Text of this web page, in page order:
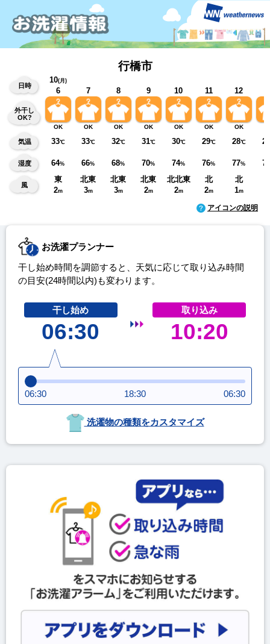
行橋市
日時
外干し
OK?
気温
湿度
風
10(月)
6
OK
33℃
64%
東
2m
7
OK
33℃
66%
北東
3m
8
OK
32℃
68%
北東
3m
9
OK
31℃
70%
北東
2m
10
OK
30℃
74%
北北東
2m
11
OK
29℃
76%
北
2m
12
OK
28℃
77%
北
1m
28
78
アイコンの説明
お洗濯プランナー
干し始め時間を調節すると、天気に応じて取り込み時間
の目安(24時間以内)も変わります。
干し始め
06:30
取り込み
10:20
06:30 18:30 06:30
洗濯物の種類をカスタマイズ